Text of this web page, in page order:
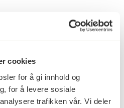
cookies
for å gi innhold og
for å levere sosiale
trafikken vår. Vi deler